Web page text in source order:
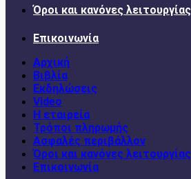
Όροι και κανόνες λειτουργίας
Επικοινωνία
Αρχική
Βιβλία
Εκδηλώσεις
Video
Η εταιρεία
Τρόποι πληρωμής
Ασφαλές περιβάλλον
Όροι και κανόνες λειτουργίας
Επικοινωνία